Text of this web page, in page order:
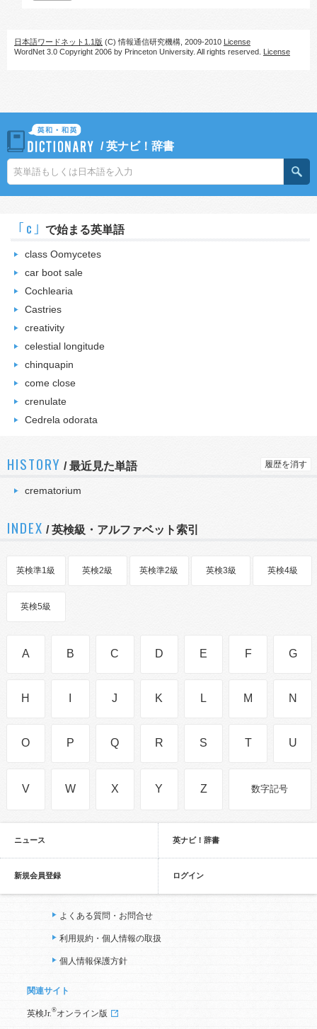
日本語ワードネット1.1版 (C) 情報通信研究機構, 2009-2010 License
WordNet 3.0 Copyright 2006 by Princeton University. All rights reserved. License
/英ナビ！辞書
｢c｣ で始まる英単語
class Oomycetes
car boot sale
Cochlearia
Castries
creativity
celestial longitude
chinquapin
come close
crenulate
Cedrela odorata
HISTORY /最近見た単語 履歴を消す
crematorium
INDEX / 英検級・アルファベット索引
英検準1級 英検2級 英検準2級 英検3級 英検4級
英検5級
A B C D E F G
H J K L M N
O P Q R S T U
V W X Y Z 数字記号
ニュース 英ナビ！辞書
新規会員登録 ログイン
よくある質問・お問合せ
利用規約・個人情報の取扱
個人情報保護方針
関連サイト
英検Jr. ®オンライン版